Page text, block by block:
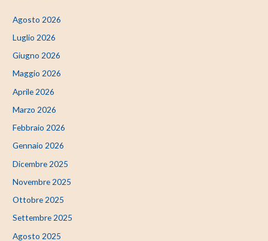
Agosto 2026
Luglio 2026
Giugno 2026
Maggio 2026
Aprile 2026
Marzo 2026
Febbraio 2026
Gennaio 2026
Dicembre 2025
Novembre 2025
Ottobre 2025
Settembre 2025
Agosto 2025